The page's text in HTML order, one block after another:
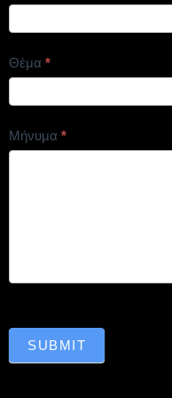
Θέμα *
Μήνυμα *
SUBMIT